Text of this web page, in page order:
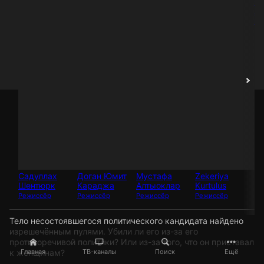
Главная ТВ-каналы Поиск Ещё
Садуллах
Шентюрк
Режиссёр
Доган Юмит
Караджа
Режиссёр
Мустафа
Алтыоклар
Режиссёр
Zekeriya
Kurtulus
Режиссёр
Тело несостоявшегося политического кандидата найдено
изрешечённым пулями. Убили ли его из-за его
противоречивой политики? Или из-за того, что он приставал
к женщинам?